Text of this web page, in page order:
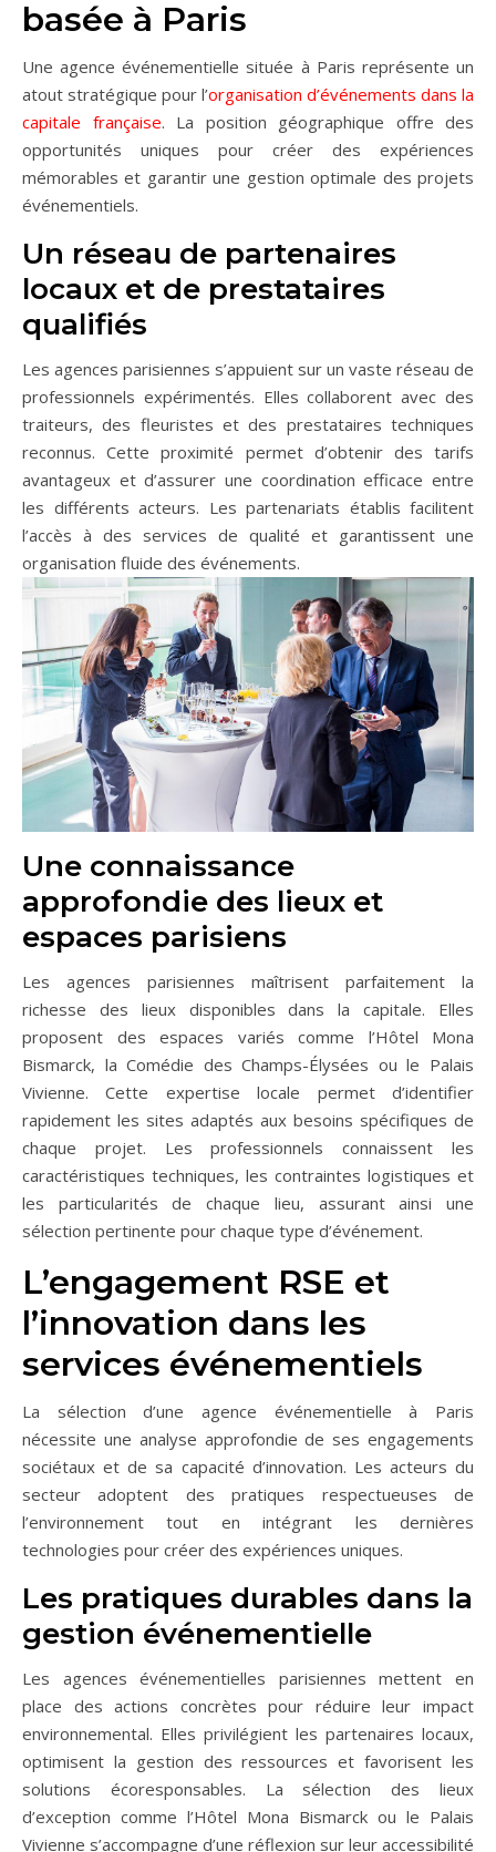
basée à Paris
Une agence événementielle située à Paris représente un
atout stratégique pour l’organisation d’événements dans la
capitale française. La position géographique offre des
opportunités uniques pour créer des expériences
mémorables et garantir une gestion optimale des projets
événementiels.
Un réseau de partenaires
locaux et de prestataires
qualifiés
Les agences parisiennes s’appuient sur un vaste réseau de
professionnels expérimentés. Elles collaborent avec des
traiteurs, des fleuristes et des prestataires techniques
reconnus. Cette proximité permet d’obtenir des tarifs
avantageux et d’assurer une coordination efficace entre
les différents acteurs. Les partenariats établis facilitent
l’accès à des services de qualité et garantissent une
organisation fluide des événements.
Une connaissance
approfondie des lieux et
espaces parisiens
Les agences parisiennes maîtrisent parfaitement la
richesse des lieux disponibles dans la capitale. Elles
proposent des espaces variés comme l’Hôtel Mona
Bismarck, la Comédie des Champs-Élysées ou le Palais
Vivienne. Cette expertise locale permet d’identifier
rapidement les sites adaptés aux besoins spécifiques de
chaque projet. Les professionnels connaissent les
caractéristiques techniques, les contraintes logistiques et
les particularités de chaque lieu, assurant ainsi une
sélection pertinente pour chaque type d’événement.
L’engagement RSE et
l’innovation dans les
services événementiels
La sélection d’une agence événementielle à Paris
nécessite une analyse approfondie de ses engagements
sociétaux et de sa capacité d’innovation. Les acteurs du
secteur adoptent des pratiques respectueuses de
l’environnement tout en intégrant les dernières
technologies pour créer des expériences uniques.
Les pratiques durables dans la
gestion événementielle
Les agences événementielles parisiennes mettent en
place des actions concrètes pour réduire leur impact
environnemental. Elles privilégient les partenaires locaux,
optimisent la gestion des ressources et favorisent les
solutions écoresponsables. La sélection des lieux
d’exception comme l’Hôtel Mona Bismarck ou le Palais
Vivienne s’accompagne d’une réflexion sur leur accessibilité